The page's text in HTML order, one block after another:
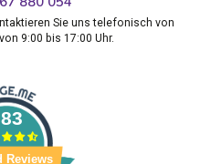
Sie uns telefonisch von
9:00 bis 17:00 Uhr.
Reviews